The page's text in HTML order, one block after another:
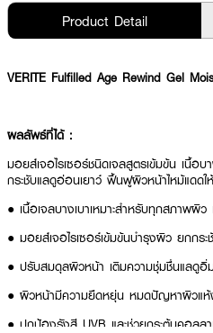
Product Detail
VERITE Fulfilled Age Rewind Gel
ผลลัพธ์ที่ได้ :
มอยส์เจอไรเซอร์ชนิดเจลสูตรเข้มข้น เนื้อบ
กระชับแลดูอ่อนเยาว์ ฟื้นฟูผิวหน้าไหม้แดดใ
● เนื้อเจลบางเบาเหมาะสำหรับทุกสภาพ
● มอยส์เจอไรเซอร์เข้มข้นบำรุงผิว ยกกระ
● ปรับสมดุลผิวหน้า เติมความชุ่มชื่นแลดูอิ่
● ผิวหน้ามีความยืดหยุ่น หมดปัญหาผิวแห้
● ปกป้องรังสี UVB และช่วยกระตุ้นคอลลา